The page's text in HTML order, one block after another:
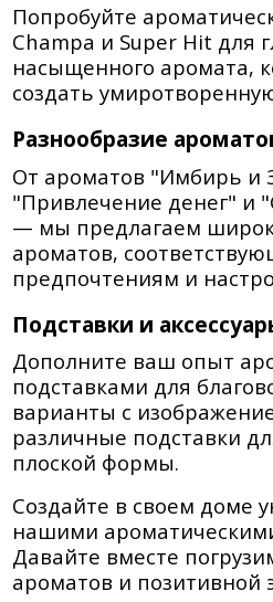
Попробуйте
Champa и Super Hit для
насыщенного аромата,
создать
Разнообразие
От ароматов "Имбирь и
"Привлечение денег" и
— мы предлагаем
ароматов,
предпочтениям и
Подставки и
Дополните ваш опыт
подставками для
варианты с
различные подставки
плоской формы.
Создайте в своем доме
нашими
Давайте вместе
ароматов и позитивной